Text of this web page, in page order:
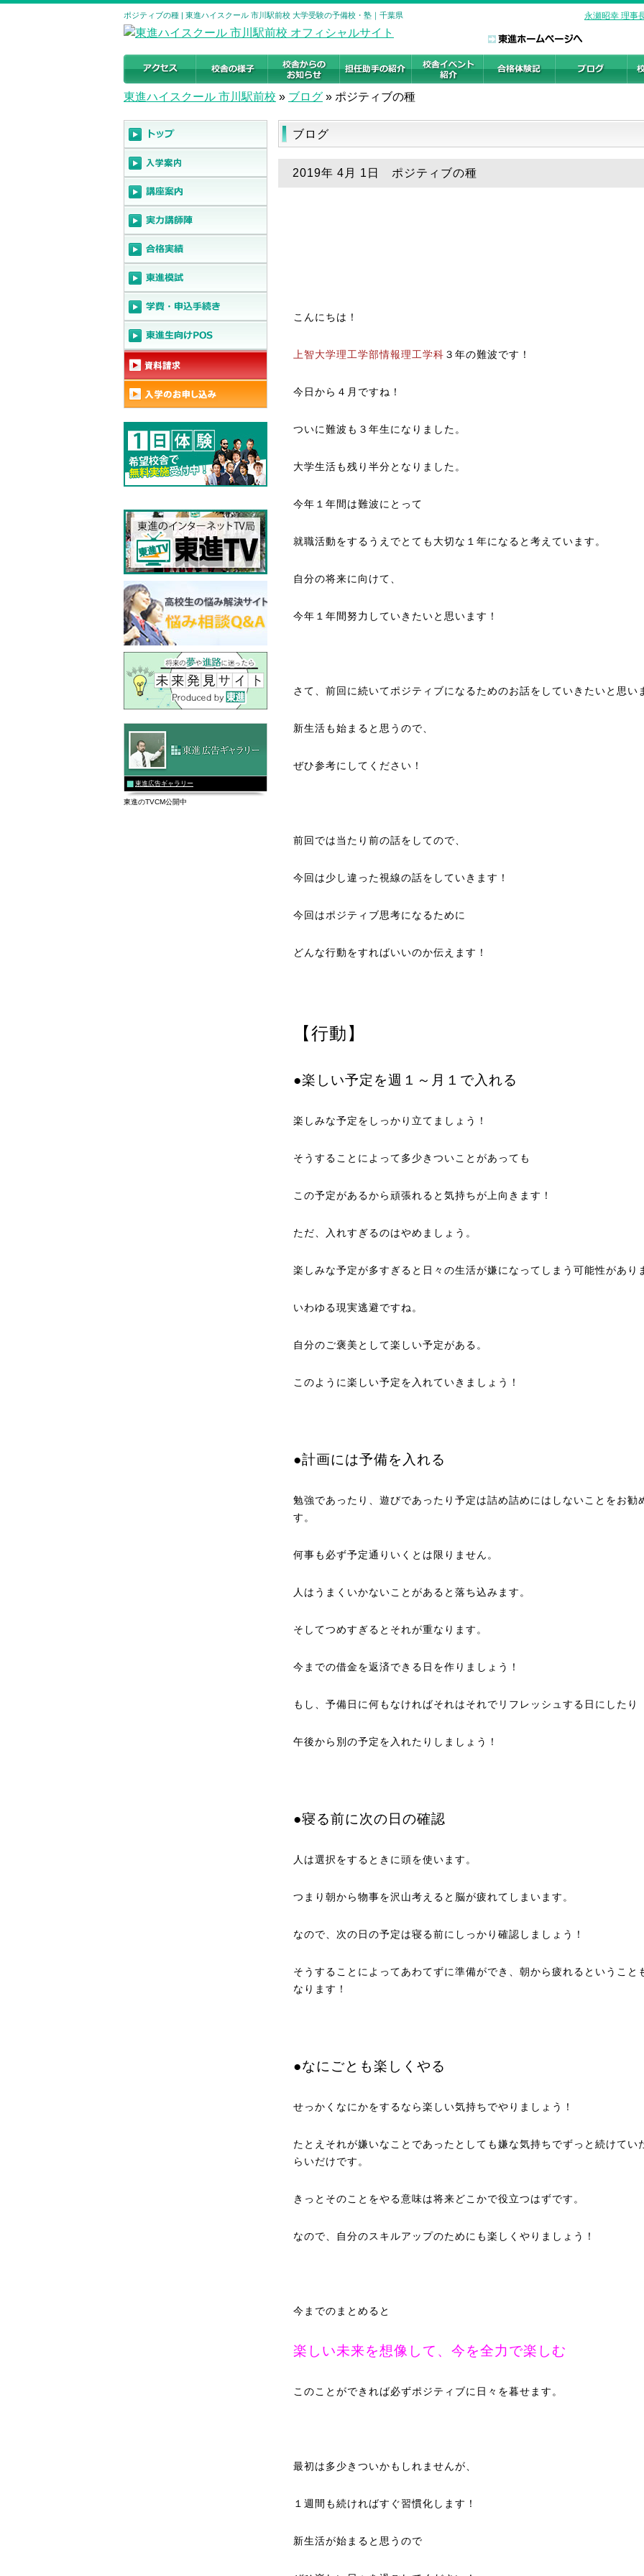
ポジティブの種 | 東進ハイスクール 市川駅前校 大学受験の予備校・塾｜千葉県 永瀬昭幸 理事
東進ハイスクール 市川駅前校 » ブログ » ポジティブの種
ブログ
2019年 4月 1日 ポジティブの種
こんにちは！
上智大学理工学部情報理工学科 ３年の難波です！
今日から４月ですね！
ついに難波も３年生になりました。
大学生活も残り半分となりました。
今年１年間は難波にとって
就職活動をするうえでとても大切な１年になると考えています。
自分の将来に向けて、
今年１年間努力していきたいと思います！
さて、前回に続いてポジティブになるためのお話をしていきたいと思い
新生活も始まると思うので、
ぜひ参考にしてください！
前回では当たり前の話をしてので、
今回は少し違った視線の話をしていきます！
今回はポジティブ思考になるために
どんな行動をすればいいのか伝えます！
【行動】
●楽しい予定を週１～月１で入れる
楽しみな予定をしっかり立てましょう！
そうすることによって多少きついことがあっても
この予定があるから頑張れると気持ちが上向きます！
ただ、入れすぎるのはやめましょう。
楽しみな予定が多すぎると日々の生活が嫌になってしまう可能性があり
いわゆる現実逃避ですね。
自分のご褒美として楽しい予定がある。
このように楽しい予定を入れていきましょう！
●計画には予備を入れる
勉強であったり、遊びであったり予定は詰め詰めにはしないことをお勧
す。
何事も必ず予定通りいくとは限りません。
人はうまくいかないことがあると落ち込みます。
そしてつめすぎるとそれが重なります。
今までの借金を返済できる日を作りましょう！
もし、予備日に何もなければそれはそれでリフレッシュする日にしたり
午後から別の予定を入れたりしましょう！
●寝る前に次の日の確認
人は選択をするときに頭を使います。
つまり朝から物事を沢山考えると脳が疲れてしまいます。
なので、次の日の予定は寝る前にしっかり確認しましょう！
そうすることによってあわてずに準備ができ、朝から疲れるということ
なります！
●なにごとも楽しくやる
せっかくなにかをするなら楽しい気持ちでやりましょう！
たとえそれが嫌いなことであったとしても嫌な気持ちでずっと続けてい
らいだけです。
きっとそのことをやる意味は将来どこかで役立つはずです。
なので、自分のスキルアップのためにも楽しくやりましょう！
今までのまとめると
楽しい未来を想像して、今を全力で楽しむ
このことができれば必ずポジティブに日々を暮せます。
最初は多少きついかもしれませんが、
１週間も続ければすぐ習慣化します！
新生活が始まると思うので
東進広告ギャラリー
東進のTVCM公開中